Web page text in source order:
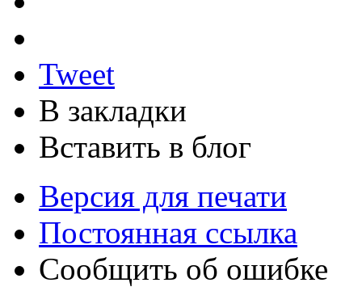
Tweet
В закладки
Вставить в блог
Версия для печати
Постоянная ссылка
Сообщить об ошибке